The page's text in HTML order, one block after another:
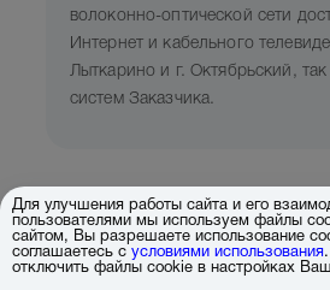
волоконно-оптической сети
Интернет и кабельного
Лыткарино и г. Октябрьский,
систем Заказчика.
Для улучшения работы сайта и его
пользователями мы используем файлы
сайтом, Вы разрешаете использование
соглашаетесь с условиями использования
отключить файлы cookie в настройках